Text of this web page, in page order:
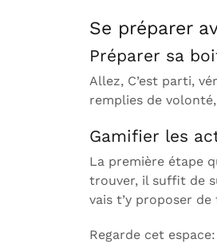
Se préparer
Préparer sa
Allez, C’est parti,
remplies de
Gamifier les
La première étape
trouver, il suffit de
vais t’y proposer
Regarde cet